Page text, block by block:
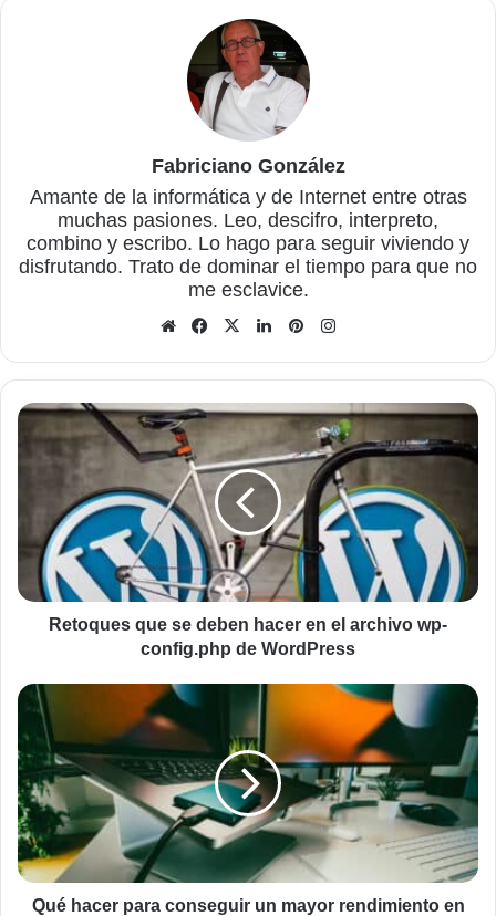
Fabriciano González
Amante de la informática y de Internet entre otras
muchas pasiones. Leo, descifro, interpreto,
combino y escribo. Lo hago para seguir viviendo y
disfrutando. Trato de dominar el tiempo para que no
me esclavice.
Sitio
Facebook
X LinkedInPinterest
Retoques
que
se
hacer
archivo
wp-
config.php
Retoques que se deben hacer en el archivo wp-
config.php de WordPress
Qué
hacer
para
conseguir
un
mayor
rendimiento
en
los
discos
Qué hacer para conseguir un mayor rendimiento en